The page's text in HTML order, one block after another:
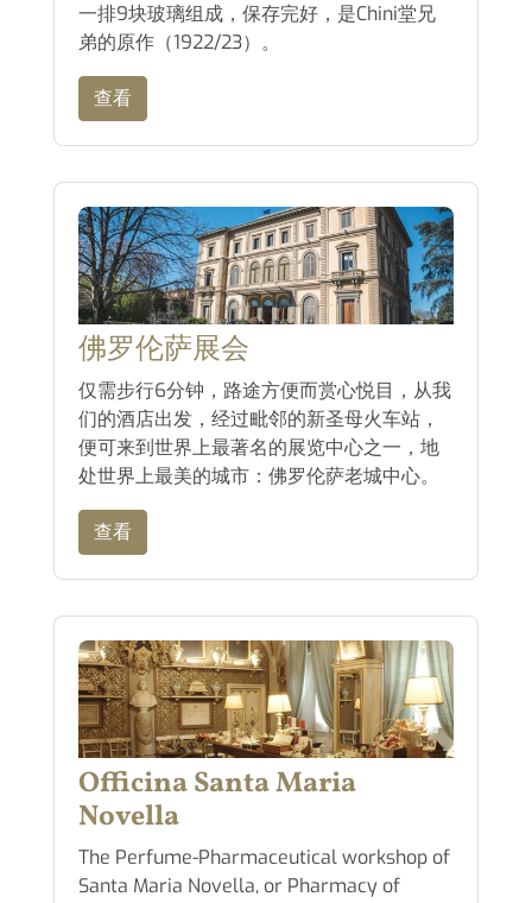
一排9块玻璃组成，保存完好，是Chini堂兄
弟的原作（1922/23）。
查看
佛罗伦萨展会
仅需步行6分钟，路途方便而赏心悦目，从我
们的酒店出发，经过毗邻的新圣母火车站，
便可来到世界上最著名的展览中心之一，地
处世界上最美的城市：佛罗伦萨老城中心。
查看
Officina Santa Maria
Novella
The Perfume-Pharmaceutical workshop of
Santa Maria Novella, or Pharmacy of